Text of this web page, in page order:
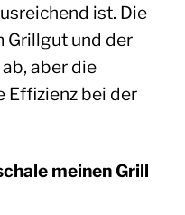
ist. Die
Grillgut und der
aber die
Effizienz bei der
meinen Grill